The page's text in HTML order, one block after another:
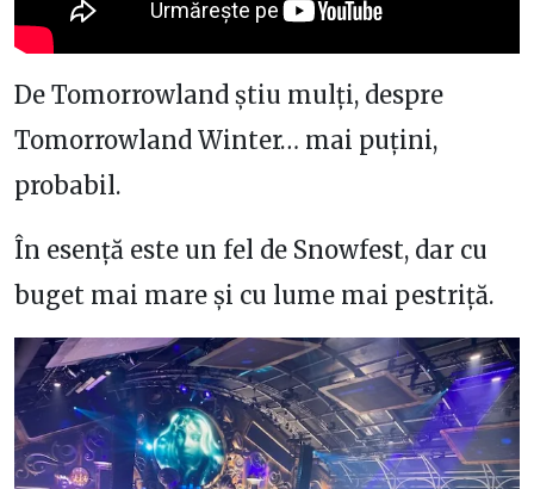
De Tomorrowland știu mulți, despre
Tomorrowland Winter… mai puțini,
probabil.
În esență este un fel de Snowfest, dar cu
buget mai mare și cu lume mai pestriță.